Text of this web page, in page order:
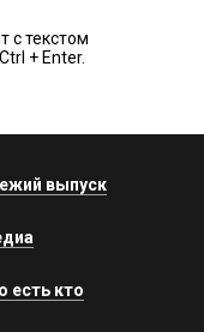
с текстом
+ Enter.
выпуск
есть кто